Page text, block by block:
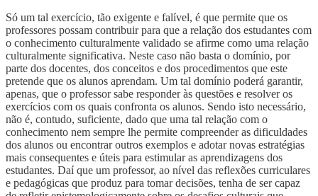
Só um tal exercício, tão exigente e falível, é que permite que os
professores possam contribuir para que a relação dos estudantes com
o conhecimento culturalmente validado se afirme como uma relação
culturalmente significativa. Neste caso não basta o domínio, por
parte dos docentes, dos conceitos e dos procedimentos que este
pretende que os alunos aprendam. Um tal domínio poderá garantir,
apenas, que o professor sabe responder às questões e resolver os
exercícios com os quais confronta os alunos. Sendo isto necessário,
não é, contudo, suficiente, dado que uma tal relação com o
conhecimento nem sempre lhe permite compreender as dificuldades
dos alunos ou encontrar outros exemplos e adotar novas estratégias
mais consequentes e úteis para estimular as aprendizagens dos
estudantes. Daí que um professor, ao nível das reflexões curriculares
e pedagógicas que produz para tomar decisões, tenha de ser capaz